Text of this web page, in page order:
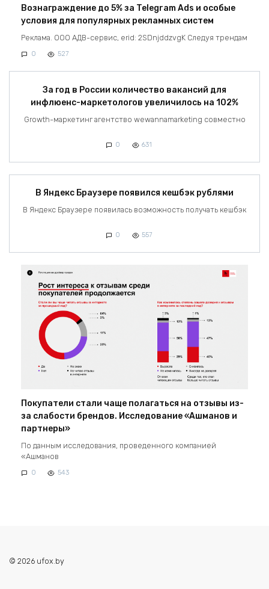
Вознаграждение до 5% за Telegram Ads и особые
условия для популярных рекламных систем
Реклама. ООО АДВ-сервис, erid: 2SDnjddzvgK Следуя трендам
0 527
За год в России количество вакансий для
инфлюенс-маркетологов увеличилось на 102%
Growth-маркетинг агентство wewannamarketing совместно
0 631
В Яндекс Браузере появился кешбэк рублями
В Яндекс Браузере появилась возможность получать кешбэк
0 557
Покупатели стали чаще полагаться на отзывы из-
за слабости брендов. Исследование «Ашманов и
партнеры»
По данным исследования, проведенного компанией
«Ашманов
0 543
© 2026 ufox.by